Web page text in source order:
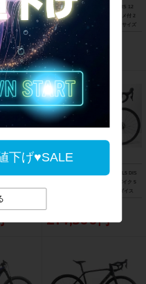
下げ♥SALE
ISSUE D
ボンロード
リカグリーン
美品 ルック LOOK 795 BLADE RS 12
速 ULTEGRA Di2 油圧DISC パワメ付 2
023年 カーボンロードバイク XSサイズ
プロチームブラックマット
881,100円
ドバイク M
▼▼トレック TREK EMONDA SL5 DIS
C 105 2023年 カーボン ロードバイク 5
0サイズ 2×11速（サイクルパラダイス
214,500円